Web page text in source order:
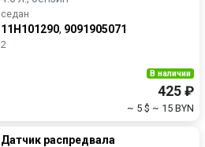
седан
11H101290, 9091905071
2
В наличии
425 ₽
~ 5 $ ~ 15 BYN
Датчик распредвала